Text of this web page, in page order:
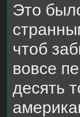
Это
чтоб
вовсе
десять